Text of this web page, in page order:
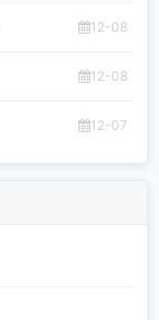
12-08
12-08
12-07